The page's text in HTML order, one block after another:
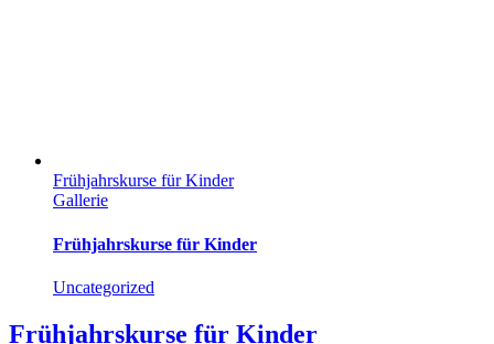
Frühjahrskurse für Kinder
Gallerie
Frühjahrskurse für Kinder
Uncategorized
Frühjahrskurse für Kinder